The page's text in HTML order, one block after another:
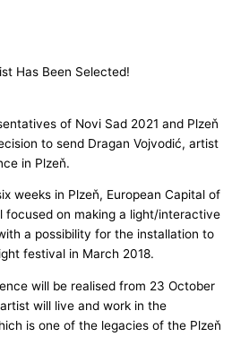
Has Been Selected!
of Novi Sad 2021 and Plzeň
to send Dragan Vojvodić, artist
in Plzeň.
weeks in Plzeň, European Capital of
focused on making a light/interactive
a possibility for the installation to
festival in March 2018.
will be realised from 23 October
will live and work in the
is one of the legacies of the Plzeň